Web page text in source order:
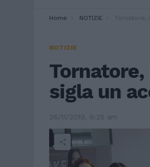
You are here:
Home NOTIZIE Tornatore, il talent-
NOTIZIE
sigla un
26/11/2019, 8:25 am